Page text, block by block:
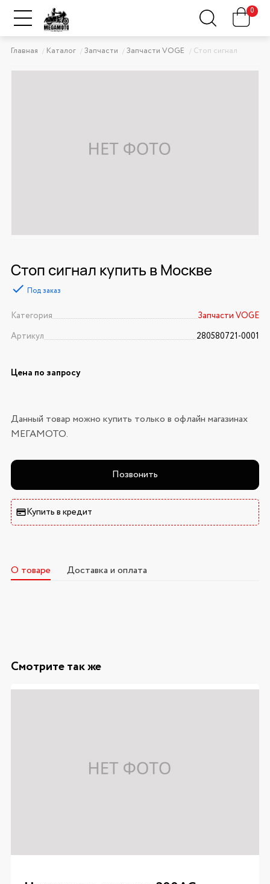
0
Главная Каталог Запчасти Запчасти VOGE Стоп сигнал
Стоп сигнал купить в Москве
Под заказ
Категория
Запчасти VOGE
Артикул
280580721-0001
Цена по запросу
Данный товар можно купить только в офлайн магазинах
МЕГАМОТО.
Позвонить
Купить в кредит
О товаре Доставка и оплата
Смотрите так же